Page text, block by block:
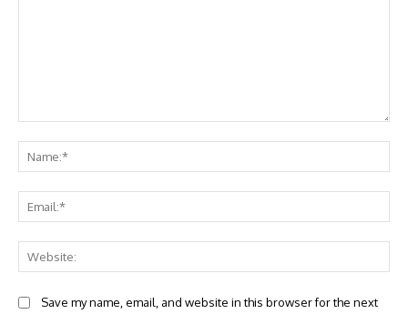
Save my name, email, and website in this browser for the next